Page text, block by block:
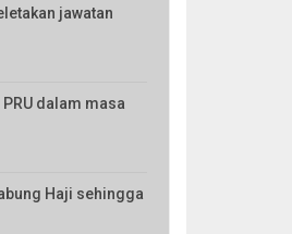
jawatan
dalam masa
Haji sehingga